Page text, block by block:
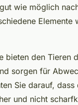
wie möglich
Elemente
bieten den Tieren
sorgen für
Sie darauf,
und nicht